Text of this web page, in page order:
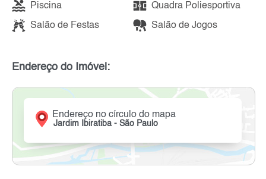
Piscina Quadra Poliesportiva
Salão de Festas Salão de Jogos
Endereço do Imóvel:
Endereço no círculo do mapa
Jardim Ibiratiba - São Paulo